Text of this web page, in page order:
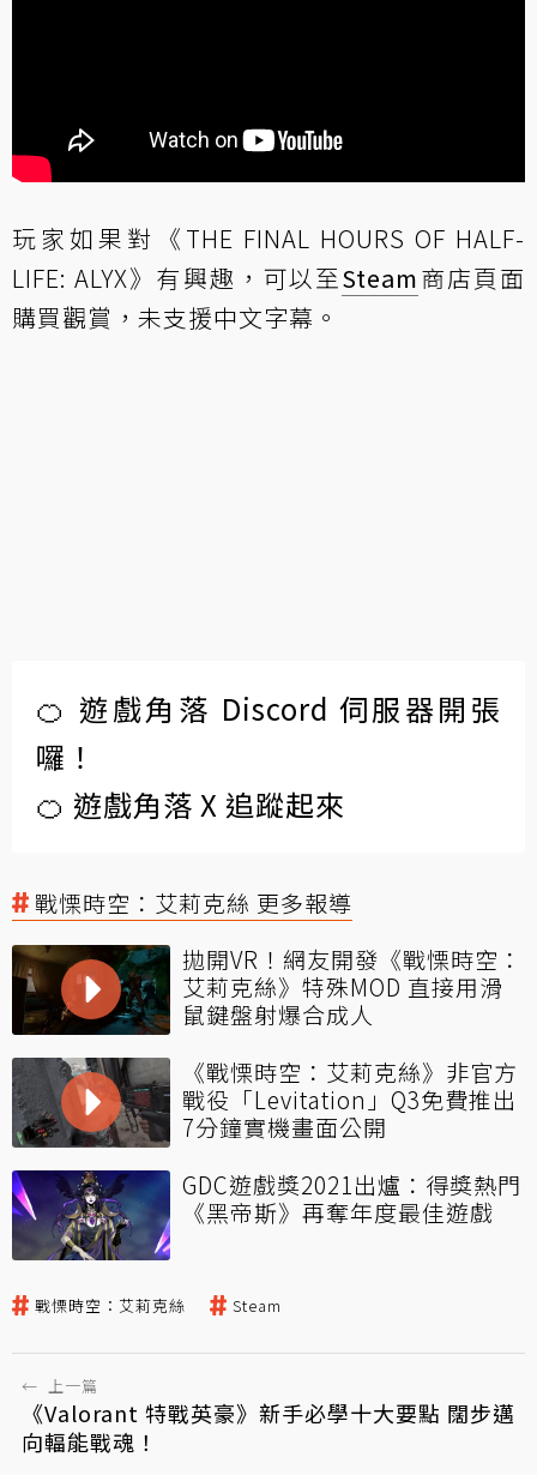
玩家如果對《THE FINAL HOURS OF HALF-
LIFE: ALYX》有興趣，可以至Steam商店頁面
購買觀賞，未支援中文字幕。
🍊 遊戲角落 Discord 伺服器開張
囉！
🍊 遊戲角落 X 追蹤起來
戰慄時空：艾莉克絲 更多報導
拋開VR！網友開發《戰慄時空：
艾莉克絲》特殊MOD 直接用滑
鼠鍵盤射爆合成人
《戰慄時空：艾莉克絲》非官方
戰役「Levitation」Q3免費推出
7分鐘實機畫面公開
GDC遊戲獎2021出爐：得獎熱門
《黑帝斯》再奪年度最佳遊戲
戰慄時空：艾莉克絲 Steam
← 上一篇
《Valorant 特戰英豪》新手必學十大要點 闊步邁
向輻能戰魂！